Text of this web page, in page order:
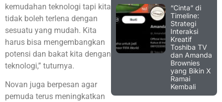
kemudahan teknologi tapi kita
tidak boleh terlena dengan
sesuatu yang mudah. Kita
harus bisa mengembangkan
potensi dan bakat kita dengan
teknologi,” tuturnya.
Novan juga berpesan agar
pemuda terus meningkatkan
“Cinta” di
Timeline:
Strategi
Interaksi
Kreatif
Toshiba TV
dan Amanda
Brownies
yang Bikin X
Ramai
Kembali